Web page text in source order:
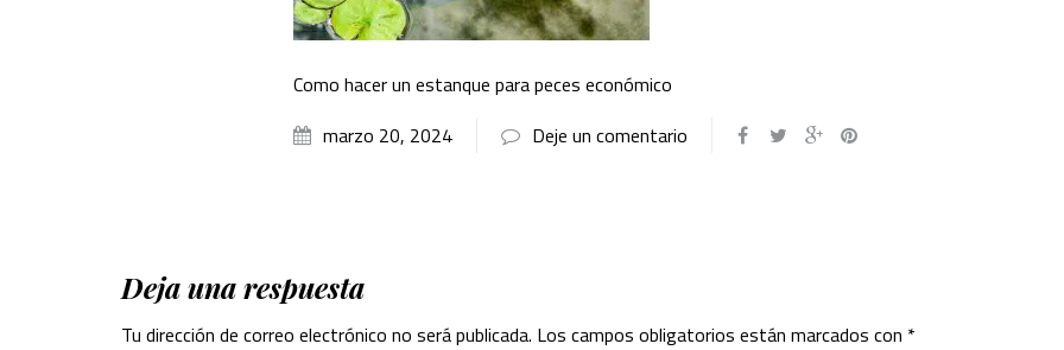
Como hacer un estanque para peces económico
marzo 20, 2024
Deje un comentario
Deja una respuesta
Tu dirección de correo electrónico no será publicada. Los campos obligatorios están marcados con *